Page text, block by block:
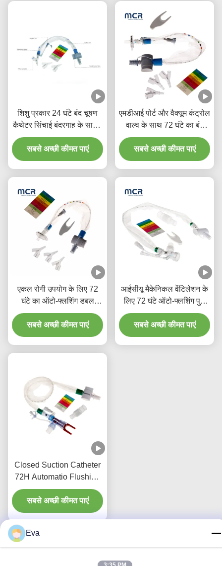
शिशु प्रकार 24 घंटे बंद चूषण
कैथेटर सिंचाई बंदरगाह के साथ /
नवजात / बाल रोग / बच्चा / बड़ा
बच्चा
सबसे अच्छी कीमत पाएं
एमडीआई पोर्ट और वैक्यूम कंट्रोल
वाल्व के साथ 72 घंटे का बंद
सक्शन कैथेटर
सबसे अच्छी कीमत पाएं
एकल रोगी उपयोग के लिए 72
घंटे का ऑटो-फ्लशिंग डबल
स्विवेल बाँझ बंद सक्शन कैथेटर
सिस्टम
सबसे अच्छी कीमत पाएं
आईसीयू मैकेनिकल वेंटिलेशन के
लिए 72 घंटे ऑटो-फ्लशिंग पुश
स्विच सिंगल ल्यूमेन क्लोज्ड
सक्शन कैथेटर
सबसे अच्छी कीमत पाएं
Closed Suction Catheter
72H Automatio Flushing
& Doubel Swivel Elbow
सबसे अच्छी कीमत पाएं
Eva